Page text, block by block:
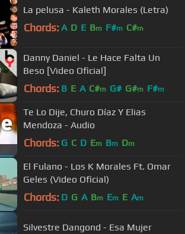
La pelusa - Kaleth Morales (Letra)
Chords: A D E Bm F#m C#m
Danny Daniel - Le Hace Falta Un
Beso [Video Oficial]
Chords: B E A C#m G# G#m F#m
Te Lo Dije, Churo Díaz Y Elias
Mendoza - Audio
Chords: G C D Em Bm Dm
El Fulano - Los K Morales Ft. Omar
Geles (Video Oficial)
Chords: D G A Bm Em E Am
Silvestre Dangond - Esa Mujer